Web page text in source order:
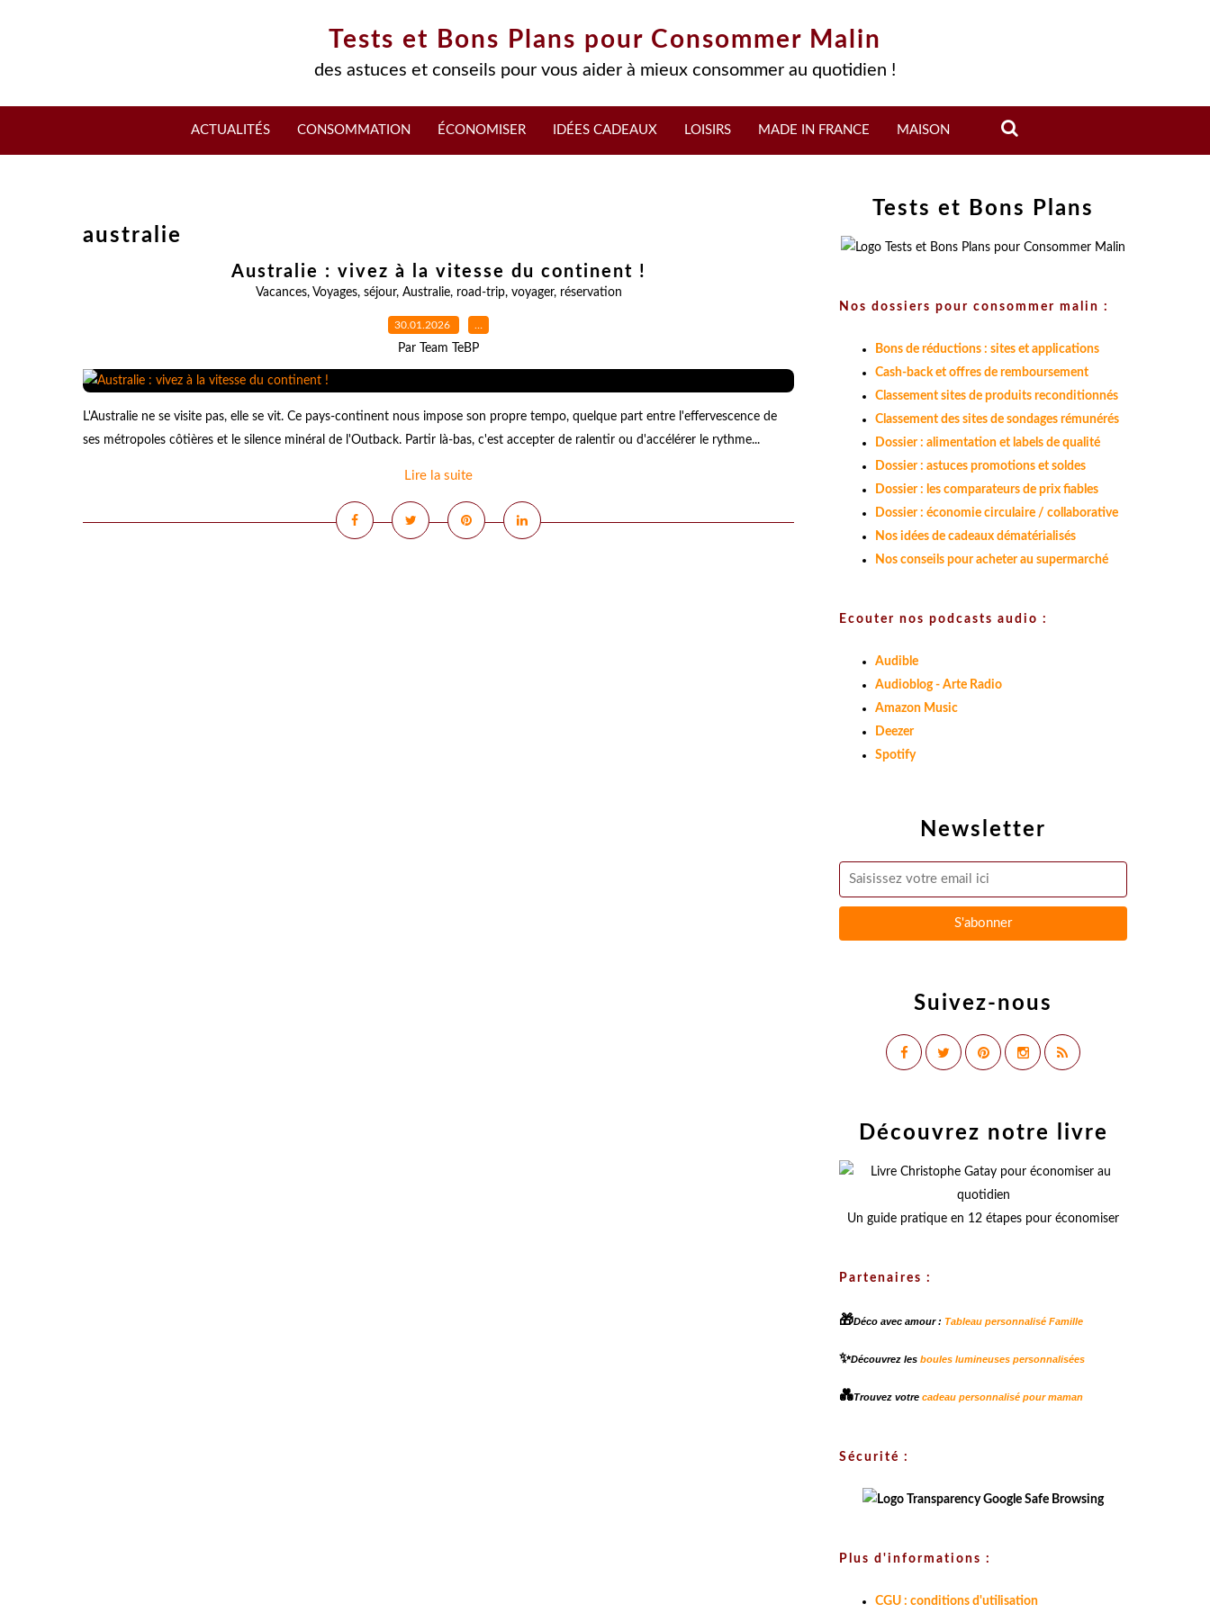
Tests et Bons Plans pour Consommer Malin
des astuces et conseils pour vous aider à mieux consommer au quotidien !
ACTUALITÉS CONSOMMATION ÉCONOMISER IDÉES CADEAUX LOISIRS MADE IN FRANCE MAISON
australie
Australie : vivez à la vitesse du continent !
Vacances, Voyages, séjour, Australie, road-trip, voyager, réservation
30.01.2026 …
Par Team TeBP
L'Australie ne se visite pas, elle se vit. Ce pays-continent nous impose son propre tempo, quelque part entre l'effervescence de
ses métropoles côtières et le silence minéral de l'Outback. Partir là-bas, c'est accepter de ralentir ou d'accélérer le rythme...
Lire la suite
Newsletter
Suivez-nous
Tests et Bons Plans
Nos dossiers pour consommer malin :
Bons de réductions : sites et applications
Cash-back et offres de remboursement
Classement sites de produits reconditionnés
Classement des sites de sondages rémunérés
Dossier : alimentation et labels de qualité
Dossier : astuces promotions et soldes
Dossier : les comparateurs de prix fiables
Dossier : économie circulaire / collaborative
Nos idées de cadeaux dématérialisés
Nos conseils pour acheter au supermarché
Ecouter nos podcasts audio :
Audible
Audioblog - Arte Radio
Amazon Music
Deezer
Spotify
Découvrez notre livre
Un guide pratique en 12 étapes pour économiser
Partenaires :
🎁Déco avec amour : Tableau personnalisé Famille
✨Découvrez les boules lumineuses personnalisées
💑Trouvez votre cadeau personnalisé pour maman
Sécurité :
Plus d'informations :
CGU : conditions d'utilisation